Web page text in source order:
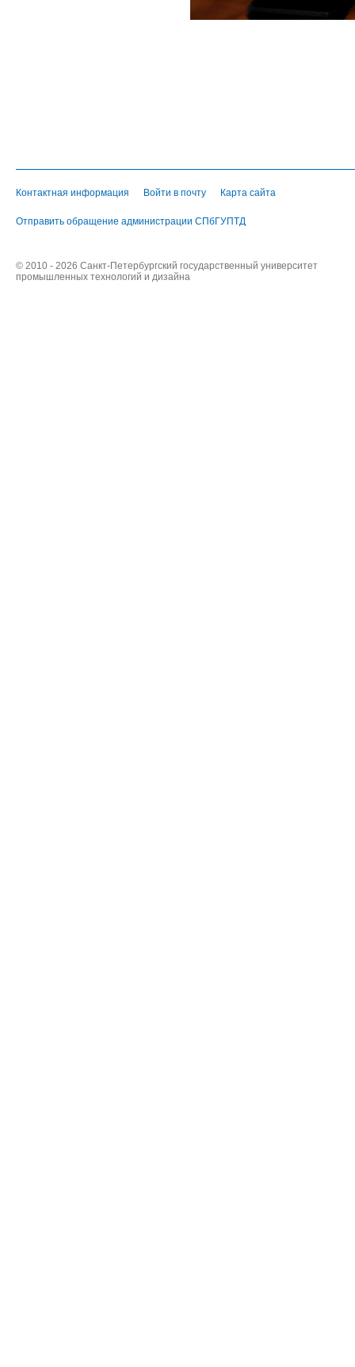
Контактная информация Войти в почту Карта сайта
Отправить обращение администрации СПбГУПТД
© 2010 - 2026 Санкт-Петербургский государственный университет
промышленных технологий и дизайна